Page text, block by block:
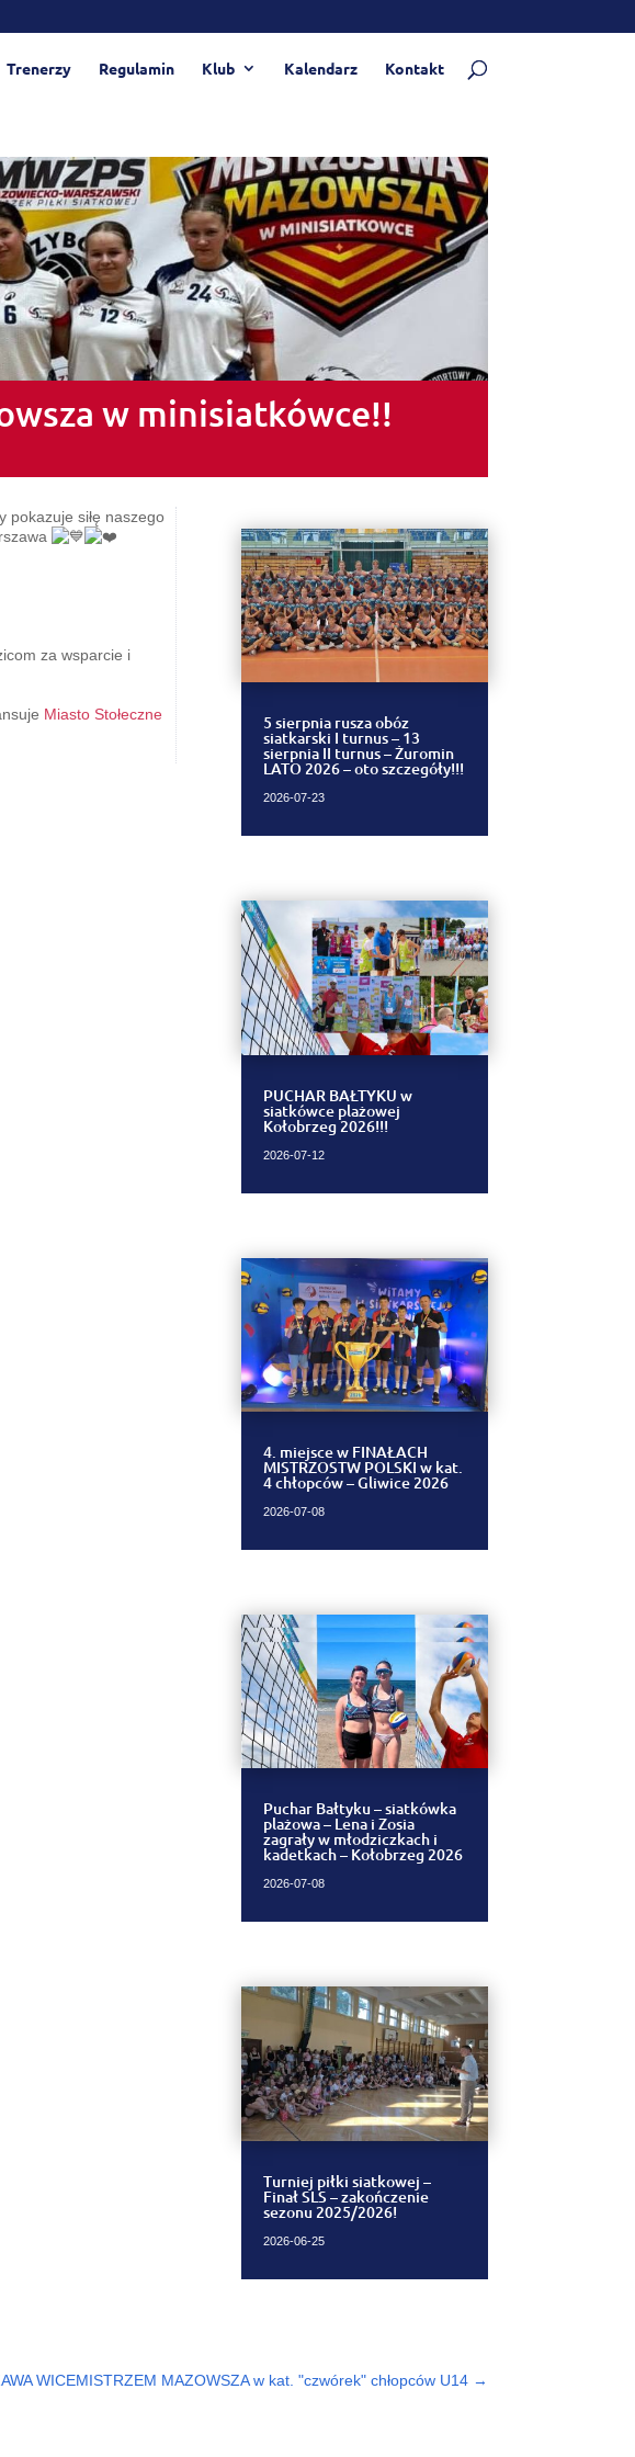
Trenerzy Regulamin Klub Kalendarz Kontakt
w minisiatkówce!!
pokazuje siłę naszego
za wsparcie i
Miasto Stołeczne
5 sierpnia rusza obóz
siatkarski I turnus – 13
sierpnia II turnus – Żuromin
LATO 2026 – oto szczegóły!!!
2026-07-23
PUCHAR BAŁTYKU w
siatkówce plażowej
Kołobrzeg 2026!!!
2026-07-12
4. miejsce w FINAŁACH
MISTRZOSTW POLSKI w kat.
4 chłopców – Gliwice 2026
2026-07-08
Puchar Bałtyku – siatkówka
plażowa – Lena i Zosia
zagrały w młodziczkach i
kadetkach – Kołobrzeg 2026
2026-07-08
Turniej piłki siatkowej –
Finał SLS – zakończenie
sezonu 2025/2026!
2026-06-25
WICEMISTRZEM MAZOWSZA w kat. "czwórek" chłopców U14→